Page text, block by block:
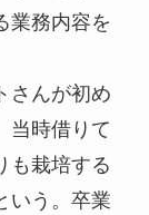
業務内容を
さんが初め
当時借りて
も栽培する
いう。卒業